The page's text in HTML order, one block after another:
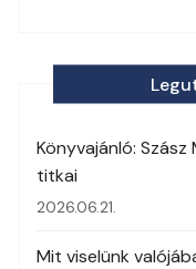
Könyvajánló:
titkai
2026.06.21.
Mit viselünk